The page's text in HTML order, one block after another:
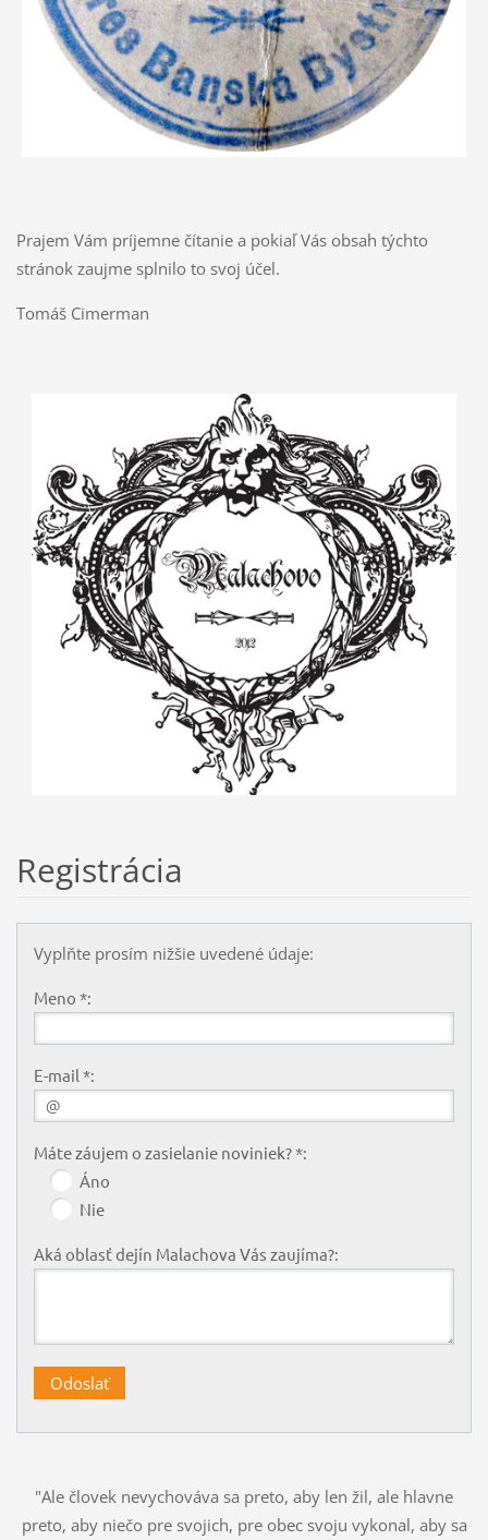
Prajem Vám príjemne čítanie a pokiaľ Vás obsah týchto
stránok zaujme splnilo to svoj účel.
Tomáš Cimerman
Registrácia
Vyplňte prosím nižšie uvedené údaje:
Meno *:
E-mail *:
Máte záujem o zasielanie noviniek? *:
Áno
Nie
Aká oblasť dejín Malachova Vás zaujíma?:
"Ale človek nevychováva sa preto, aby len žil, ale hlavne
preto, aby niečo pre svojich, pre obec svoju vykonal, aby sa